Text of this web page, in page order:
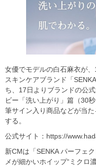
女優でモデルの白石麻衣が
スキンケアブランド「
ち、17日よりブランドの公
ビー「洗い上がり」篇（30
筆サイン入り商品などが当
する。
公式サイト：https://
新CMは「SENKA パーフェ
メが細かいホイップ“ミクロ